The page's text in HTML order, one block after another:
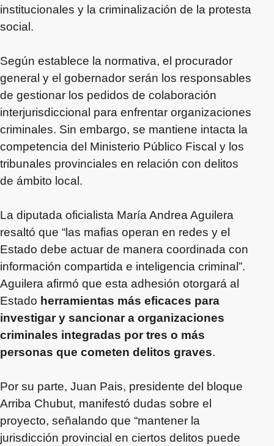
institucionales y la criminalización de la protesta
social.
Según establece la normativa, el procurador
general y el gobernador serán los responsables
de gestionar los pedidos de colaboración
interjurisdiccional para enfrentar organizaciones
criminales. Sin embargo, se mantiene intacta la
competencia del Ministerio Público Fiscal y los
tribunales provinciales en relación con delitos
de ámbito local.
La diputada oficialista María Andrea Aguilera
resaltó que “las mafias operan en redes y el
Estado debe actuar de manera coordinada con
información compartida e inteligencia criminal”.
Aguilera afirmó que esta adhesión otorgará al
Estado herramientas más eficaces para
investigar y sancionar a organizaciones
criminales integradas por tres o más
personas que cometen delitos graves.
Por su parte, Juan Pais, presidente del bloque
Arriba Chubut, manifestó dudas sobre el
proyecto, señalando que “mantener la
jurisdicción provincial en ciertos delitos puede